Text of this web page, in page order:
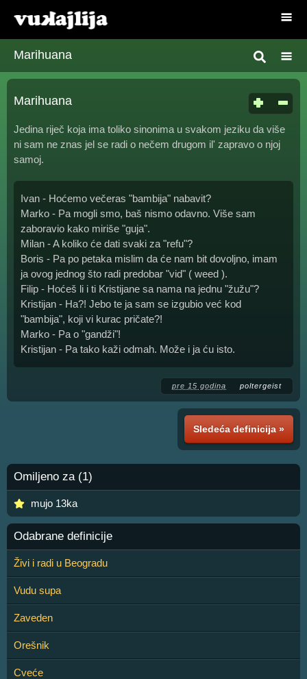
Marihuana
Marihuana
Jedina riječ koja ima toliko sinonima u svakom jeziku da više
ni sam ne znas jel se radi o nečem drugom il' zapravo o njoj
samoj.
Ivan - Hoćemo večeras "bambija" nabavit?
Marko - Pa mogli smo, baš nismo odavno. Više sam
zaboravio kako miriše "guja".
Milan - A koliko će dati svaki za "refu"?
Boris - Pa po petaka mislim da će nam bit dovoljno, imam
ja ovog jednog što radi predobar "vid" ( weed ).
Filip - Hoćeš li i ti Kristijane sa nama na jednu "žužu"?
Kristijan - Ha?! Jebo te ja sam se izgubio već kod
"bambija", koji vi kurac pričate?!
Marko - Pa o "gandži"!
Kristijan - Pa tako kaži odmah. Može i ja ću isto.
pre 15 godina poltergeist
Sledeća definicija »
Omiljeno za (1)
mujo 13ka
Odabrane definicije
Živi i radi u Beogradu
Vudu supa
Zaveden
Orešnik
Cveće